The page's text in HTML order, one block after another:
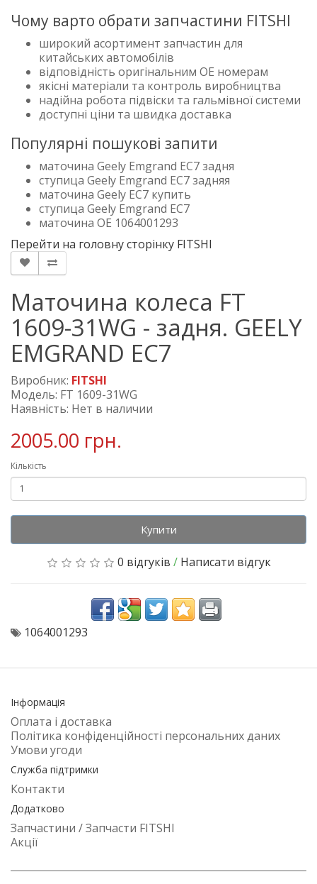
Чому варто обрати запчастини FITSHI
широкий асортимент запчастин для
китайських автомобілів
відповідність оригінальним OE номерам
якісні матеріали та контроль виробництва
надійна робота підвіски та гальмівної системи
доступні ціни та швидка доставка
Популярні пошукові запити
маточина Geely Emgrand EC7 задня
ступица Geely Emgrand EC7 задняя
маточина Geely EC7 купить
ступица Geely Emgrand EC7
маточина OE 1064001293
Перейти на головну сторінку FITSHI
Маточина колеса FT
1609-31WG - задня. GEELY
EMGRAND EC7
Виробник: FITSHI
Модель: FT 1609-31WG
Наявність: Нет в наличии
2005.00 грн.
Кількість
Купити
0 відгуків / Написати відгук
1064001293
Інформація
Оплата і доставка
Політика конфіденційності персональних даних
Умови угоди
Служба підтримки
Контакти
Додатково
Запчастини / Запчасти FITSHI
Акції